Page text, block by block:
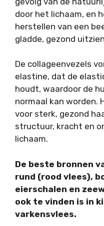
door het lichaam, en
herstellen van een
gladde, gezond
De collageenvezels
elastine, dat de
houdt, waardoor de
normaal kan worden.
voor sterk, gezond
structuur, kracht en
lichaam.
De beste bronnen
rund (rood vlees),
eierschalen en
ook te vinden is in
varkensvlees.